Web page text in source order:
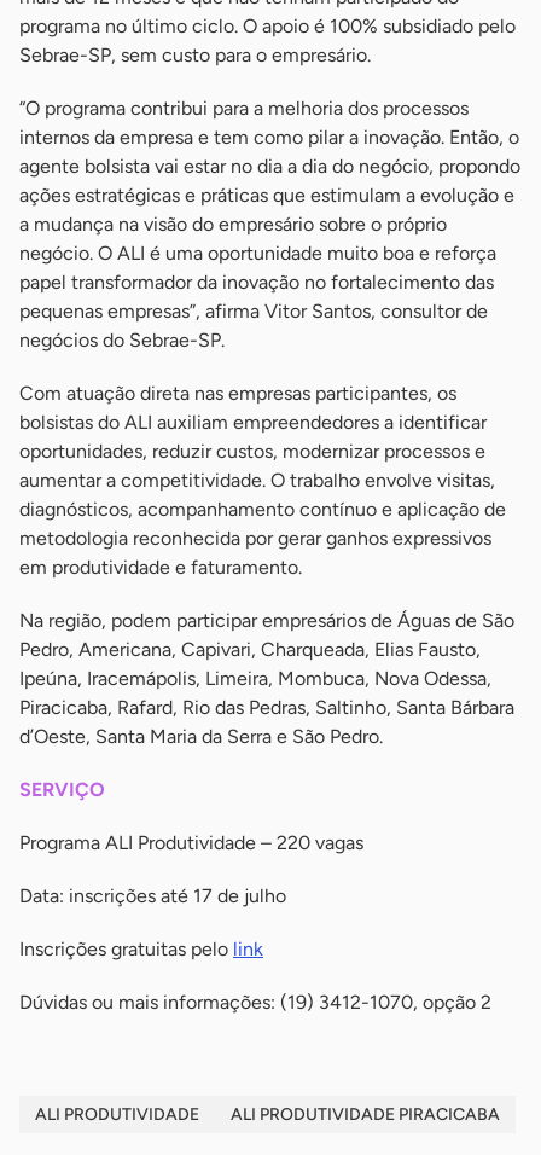
programa no último ciclo. O apoio é 100% subsidiado pelo
Sebrae-SP, sem custo para o empresário.
“O programa contribui para a melhoria dos processos
internos da empresa e tem como pilar a inovação. Então, o
agente bolsista vai estar no dia a dia do negócio, propondo
ações estratégicas e práticas que estimulam a evolução e
a mudança na visão do empresário sobre o próprio
negócio. O ALI é uma oportunidade muito boa e reforça
papel transformador da inovação no fortalecimento das
pequenas empresas”, afirma Vitor Santos, consultor de
negócios do Sebrae-SP.
Com atuação direta nas empresas participantes, os
bolsistas do ALI auxiliam empreendedores a identificar
oportunidades, reduzir custos, modernizar processos e
aumentar a competitividade. O trabalho envolve visitas,
diagnósticos, acompanhamento contínuo e aplicação de
metodologia reconhecida por gerar ganhos expressivos
em produtividade e faturamento.
Na região, podem participar empresários de Águas de São
Pedro, Americana, Capivari, Charqueada, Elias Fausto,
Ipeúna, Iracemápolis, Limeira, Mombuca, Nova Odessa,
Piracicaba, Rafard, Rio das Pedras, Saltinho, Santa Bárbara
d’Oeste, Santa Maria da Serra e São Pedro.
SERVIÇO
Programa ALI Produtividade – 220 vagas
Data: inscrições até 17 de julho
Inscrições gratuitas pelo link
Dúvidas ou mais informações: (19) 3412-1070, opção 2
ALI PRODUTIVIDADE ALI PRODUTIVIDADE PIRACICABA